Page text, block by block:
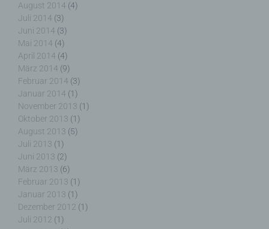
August 2014 (4)
Juli 2014 (3)
Juni 2014 (3)
Mai 2014 (4)
April 2014 (4)
März 2014 (9)
Februar 2014 (3)
Januar 2014 (1)
November 2013 (1)
Oktober 2013 (1)
August 2013 (5)
Juli 2013 (1)
Juni 2013 (2)
März 2013 (6)
Februar 2013 (1)
Januar 2013 (1)
Dezember 2012 (1)
Juli 2012 (1)
Empfänger ist eine natürliche oder juristische
Person, Behörde, Einrichtung oder andere Stelle,
der personenbezogene Daten offengelegt werden,
unabhängig davon, ob es sich bei ihr um einen
Dritten handelt oder nicht. Behörden, die im
Rahmen eines bestimmten Untersuchungsauftrags
nach dem Unionsrecht oder dem Recht der
Mitgliedstaaten möglicherweise
personenbezogene Daten erhalten, gelten jedoch
nicht als Empfänger.
j) Dritter
Dritter ist eine natürliche oder juristische Person,
Behörde, Einrichtung oder andere Stelle außer der